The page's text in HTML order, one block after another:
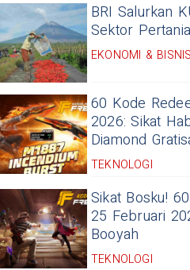
BRI Salurkan
Sektor
EKONOMI & BISNIS
60 Kode
2026: Sikat
Diamond
TEKNOLOGI
Sikat Bosku!
25 Februari
Booyah
TEKNOLOGI